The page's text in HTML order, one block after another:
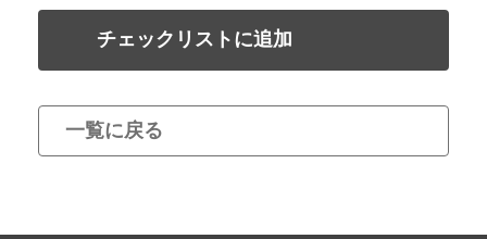
チェックリストに追加
一覧に戻る